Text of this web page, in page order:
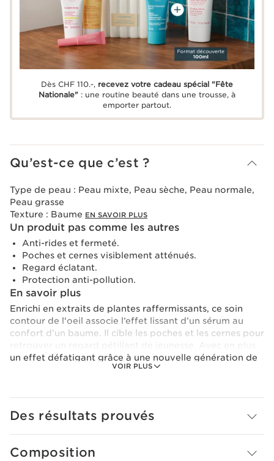
Dès CHF 110.-, recevez votre cadeau spécial "Fête
Nationale": une routine beauté dans une trousse, à
emporter partout.
Qu’est-ce que c’est ?
VOIR PLUS
Type de peau : Peau mixte, Peau sèche, Peau normale,
Peau grasse
Texture : Baume EN SAVOIR PLUS
Un produit pas comme les autres
Anti-rides et fermeté.
Poches et cernes visiblement atténués.
Regard éclatant.
Protection anti-pollution.
En savoir plus
Enrichi en extraits de plantes raffermissants, ce soin
contour de l'oeil associe l’effet lissant d’un sérum au
confort d’un baume. Il cible les poches et les cernes pour
retrouver un regard pétillant de jeunesse. Avec en plus
un effet défatigant grâce à une nouvelle génération de
nacres qui apportent de la luminosité au regard et une
protège la peau des méfaits des pollutions intérieures et
Des résultats prouvés
Composition